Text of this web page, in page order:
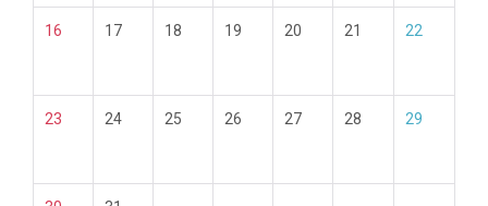
16 17 18 19 20 21 22
23 24 25 26 27 28 29